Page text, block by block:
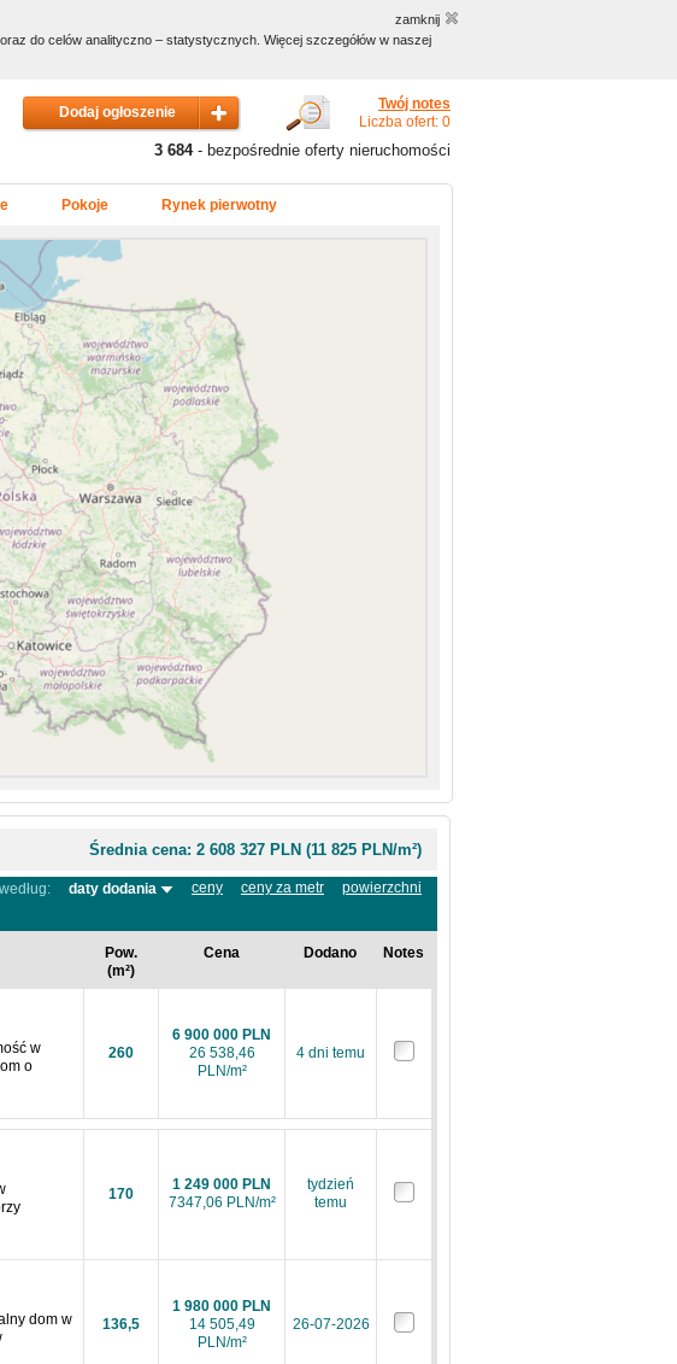
zamknij
do celów analityczno – statystycznych. Więcej szczegółów w naszej
Twój notes
Liczba ofert: 0
3 684- bezpośrednie oferty nieruchomości
Pokoje Rynek pierwotny
Średnia cena: 2 608 327 PLN (11 825 PLN/m²)
daty dodania ceny ceny za metr
powierzchni
Pow.
(m²)
Cena Dodano Notes
w
o
260
6 900 000 PLN
26 538,46
PLN/m²
4 dni temu
170
1 249 000 PLN
7347,06 PLN/m²
tydzień
temu
dom w
136,5
1 980 000 PLN
14 505,49
PLN/m²
26-07-2026